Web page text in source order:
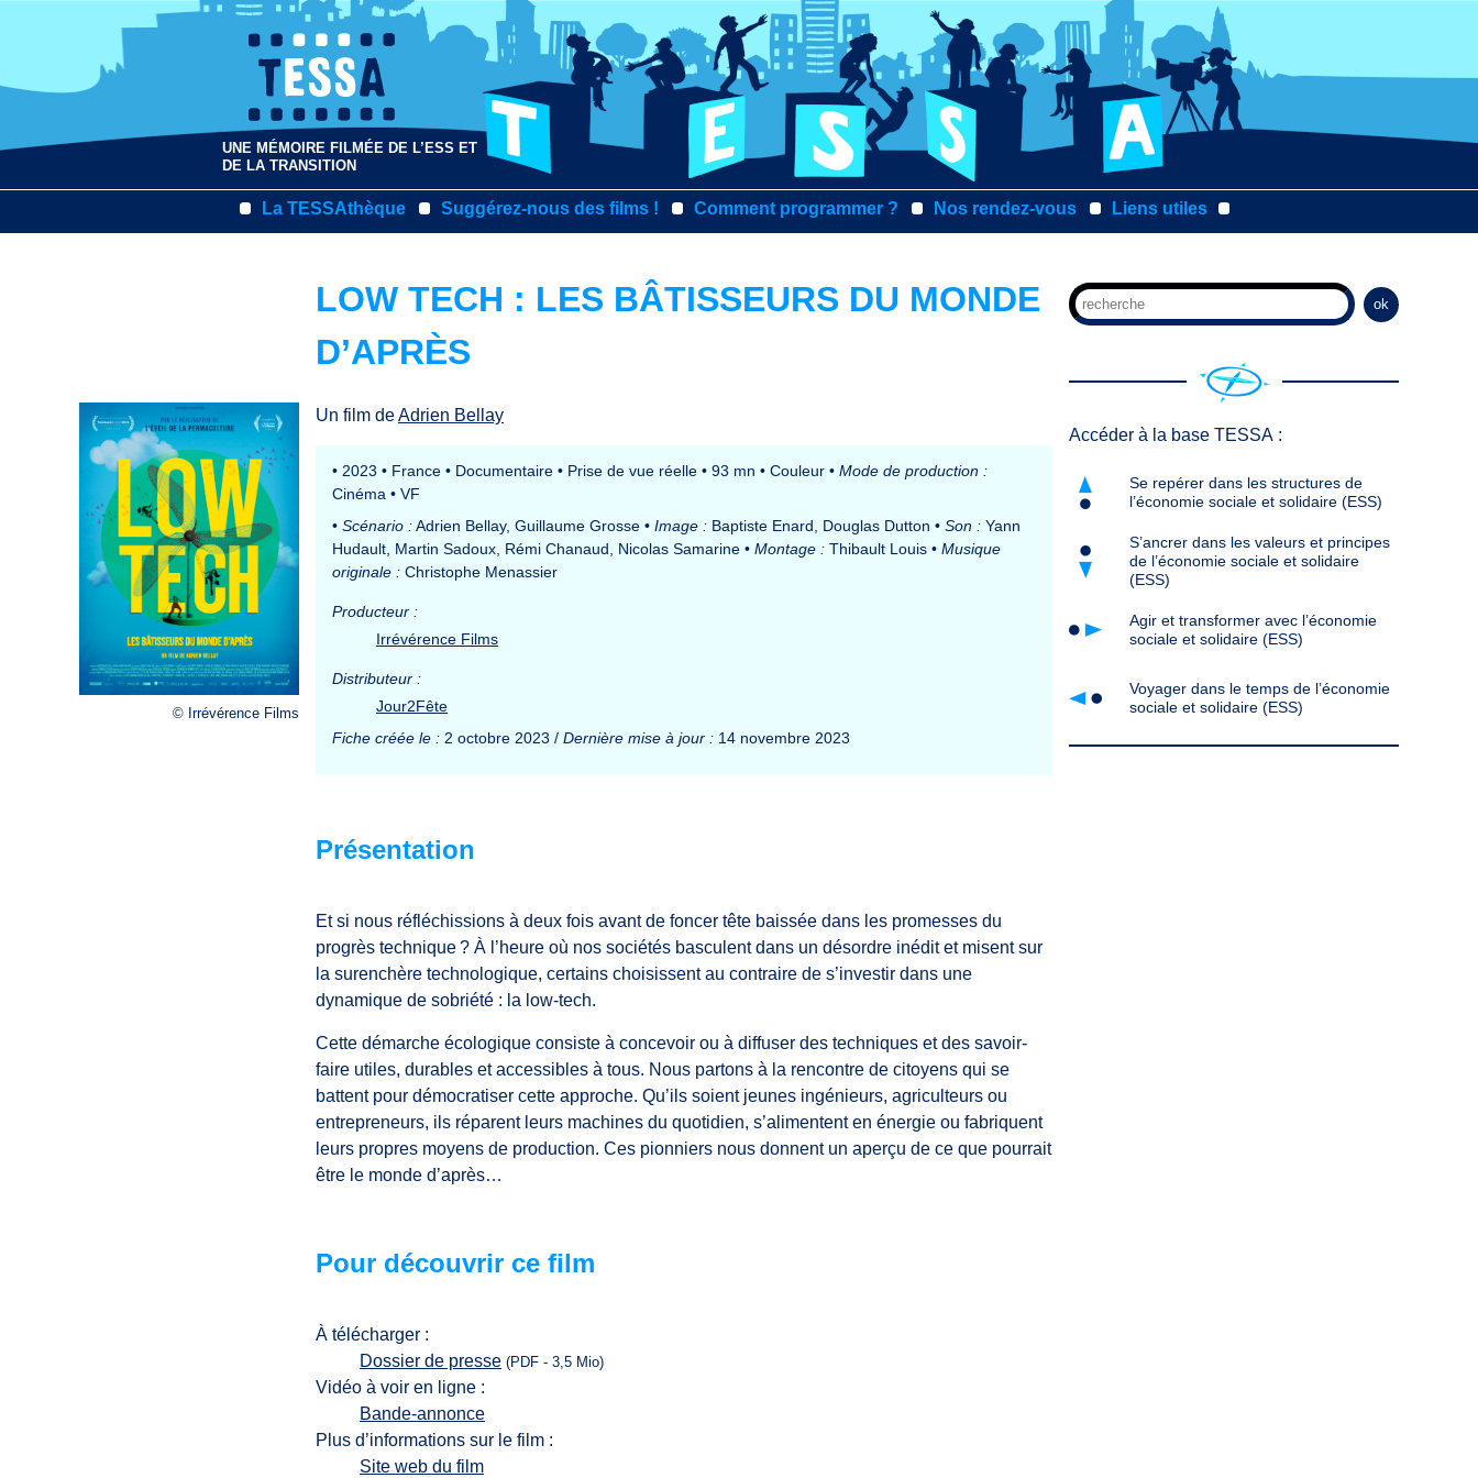
UNE MÉMOIRE FILMÉE DE L’ESS ET
DE LA TRANSITION
La TESSAthèque Suggérez-nous des films ! Comment programmer ? Nos rendez-vous Liens utiles
© Irrévérence Films
LOW TECH : LES BÂTISSEURS DU MONDE
D’APRÈS
Un film deAdrien Bellay
• 2023 • France • Documentaire • Prise de vue réelle • 93 mn • Couleur • Mode de production :
Cinéma • VF
• Scénario :Adrien Bellay, Guillaume Grosse • Image : Baptiste Enard, Douglas Dutton • Son : Yann
Hudault, Martin Sadoux, Rémi Chanaud, Nicolas Samarine • Montage : Thibault Louis • Musique
originale : Christophe Menassier
Producteur :
Irrévérence Films
Distributeur :
Jour2Fête
Fiche créée le : 2 octobre 2023 / Dernière mise à jour : 14 novembre 2023
Présentation
Et si nous réfléchissions à deux fois avant de foncer tête baissée dans les promesses du
progrès technique ? À l’heure où nos sociétés basculent dans un désordre inédit et misent sur
la surenchère technologique, certains choisissent au contraire de s’investir dans une
dynamique de sobriété : la low-tech.
Cette démarche écologique consiste à concevoir ou à diffuser des techniques et des savoir-
faire utiles, durables et accessibles à tous. Nous partons à la rencontre de citoyens qui se
battent pour démocratiser cette approche. Qu’ils soient jeunes ingénieurs, agriculteurs ou
entrepreneurs, ils réparent leurs machines du quotidien, s’alimentent en énergie ou fabriquent
leurs propres moyens de production. Ces pionniers nous donnent un aperçu de ce que pourrait
être le monde d’après…
Pour découvrir ce film
À télécharger :
Dossier de presse (PDF - 3,5 Mio)
Vidéo à voir en ligne :
Bande-annonce
Plus d’informations sur le film :
Site web du film
ok
Accéder à la base TESSA :
Se repérer dans les structures de
l’économie sociale et solidaire (ESS)
S’ancrer dans les valeurs et principes
de l’économie sociale et solidaire
(ESS)
Agir et transformer avec l’économie
sociale et solidaire (ESS)
Voyager dans le temps de l’économie
sociale et solidaire (ESS)